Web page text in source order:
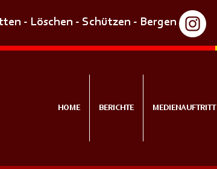
- Löschen - Schützen - Bergen
HOME BERICHTE MEDIENAUFTRITT